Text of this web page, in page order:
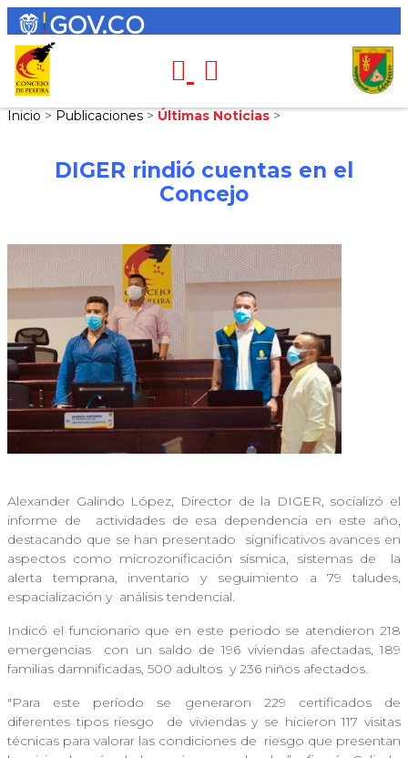
Inicio > Publicaciones > Últimas Noticias >
DIGER rindió cuentas en el
Concejo
Alexander Galindo López, Director de la DIGER, socializó el
informe de
actividades de esa dependencia en este año,
destacando que se han presentado
significativos avances en
aspectos como microzonificación sísmica, sistemas de
la
alerta temprana, inventario y seguimiento a 79 taludes,
espacialización y análisis tendencial.
Indicó el funcionario que en este periodo se atendieron 218
emergencias
con un saldo de 196 viviendas afectadas, 189
familias damnificadas, 500 adultos y 236 niños afectados.
"Para este período se generaron 229 certificados de
diferentes tipos riesgo
de viviendas y se hicieron 117 visitas
técnicas para valorar las condiciones de riesgo que presentan